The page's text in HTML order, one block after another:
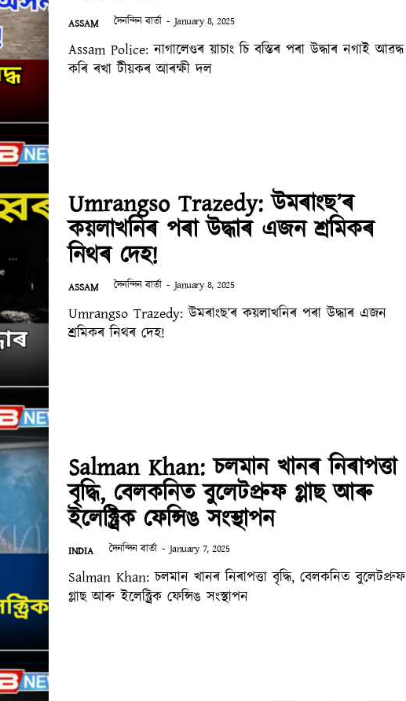
ASSAM দৈনন্দিন বাৰ্তা - January 8, 2025
Assam Police: নাগালেণ্ডৰ য়াচাং চি বস্তিৰ পৰা উদ্ধাৰ নগাই আৱদ্ধ
কৰি ৰখা টীয়কৰ আৰক্ষী দল
Umrangso Trazedy: উমৰাংছ’ৰ
কয়লাখনিৰ পৰা উদ্ধাৰ এজন শ্ৰমিকৰ
নিথৰ দেহ!
ASSAM দৈনন্দিন বাৰ্তা - January 8, 2025
Umrangso Trazedy: উমৰাংছ’ৰ কয়লাখনিৰ পৰা উদ্ধাৰ এজন
শ্ৰমিকৰ নিথৰ দেহ!
Salman Khan: চলমান খানৰ নিৰাপত্তা
বৃদ্ধি, বেলকনিত বুলেটপ্ৰুফ গ্লাছ আৰু
ইলেক্ট্ৰিক ফেন্সিঙ সংস্থাপন
INDIA দৈনন্দিন বাৰ্তা - January 7, 2025
Salman Khan: চলমান খানৰ নিৰাপত্তা বৃদ্ধি, বেলকনিত বুলেটপ্ৰুফ
গ্লাছ আৰু ইলেক্ট্ৰিক ফেন্সিঙ সংস্থাপন